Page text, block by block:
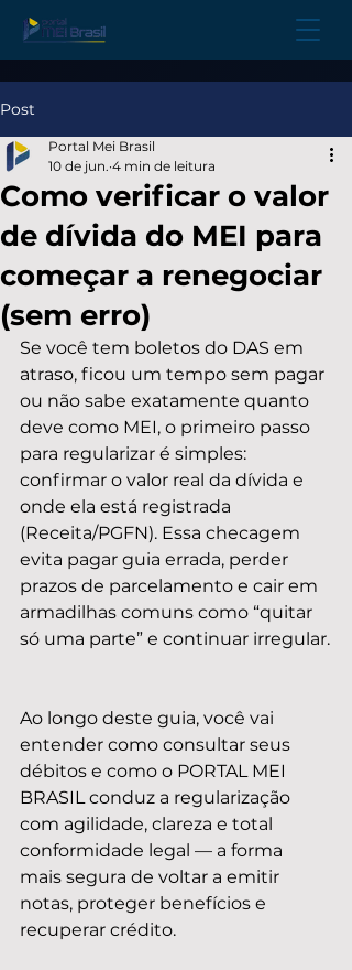
Post
Como verificar o valor
de dívida do MEI para
começar a renegociar
(sem erro)
Portal Mei Brasil
10 de jun. 4 min de leitura
Se você tem boletos do DAS em
atraso, ficou um tempo sem pagar
ou não sabe exatamente quanto
deve como MEI, o primeiro passo
para regularizar é simples:
confirmar o valor real da dívida e
onde ela está registrada
(Receita/PGFN). Essa checagem
evita pagar guia errada, perder
prazos de parcelamento e cair em
armadilhas comuns como “quitar
só uma parte” e continuar irregular.
Ao longo deste guia, você vai
entender como consultar seus
débitos e como o PORTAL MEI
BRASIL conduz a regularização
com agilidade, clareza e total
conformidade legal — a forma
mais segura de voltar a emitir
notas, proteger benefícios e
recuperar crédito.